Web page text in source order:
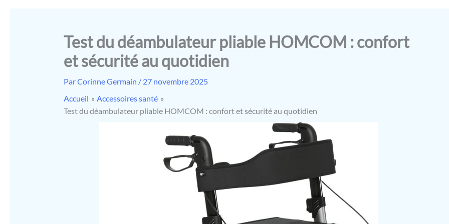
Test du déambulateur pliable HOMCOM : confort
et sécurité au quotidien
ParCorinne Germain / 27 novembre 2025
Accueil
Accessoires santé
Test du déambulateur pliable HOMCOM : confort et sécurité au quotidien